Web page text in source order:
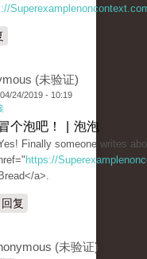
(未验证)
24/2019 - 10:19
冒个泡吧！ | 泡泡
Finally someone writes
href=" https://
Bread</a>.
回复
(未验证)